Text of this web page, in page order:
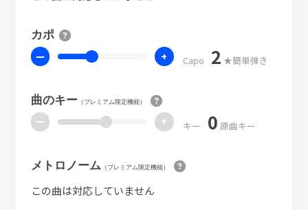
カポ
ー + Capo 2 ★簡単弾き
曲のキー（プレミアム限定機能）
ー + キー 0 原曲キー
メトロノーム （プレミアム限定機能）
この曲は対応していません